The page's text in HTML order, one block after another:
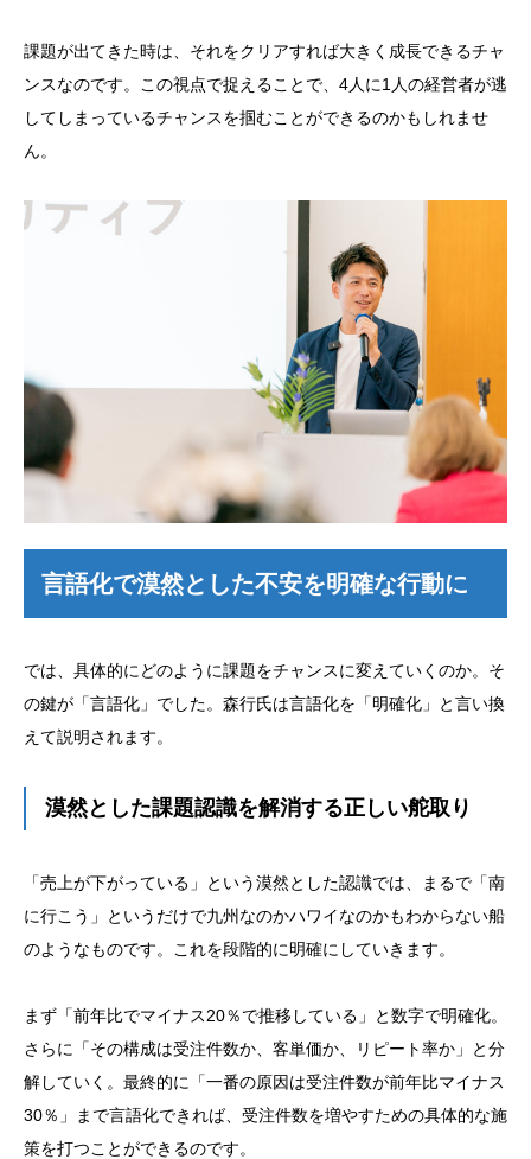
課題が出てきた時は、それをクリアすれば大きく成長できるチャ
ンスなのです。この視点で捉えることで、4人に1人の経営者が逃
してしまっているチャンスを掴むことができるのかもしれませ
ん。
言語化で漠然とした不安を明確な行動に
では、具体的にどのように課題をチャンスに変えていくのか。そ
の鍵が「言語化」でした。森行氏は言語化を「明確化」と言い換
えて説明されます。
漠然とした課題認識を解消する正しい舵取り
「売上が下がっている」という漠然とした認識では、まるで「南
に行こう」というだけで九州なのかハワイなのかもわからない船
のようなものです。これを段階的に明確にしていきます。
まず「前年比でマイナス20％で推移している」と数字で明確化。
さらに「その構成は受注件数か、客単価か、リピート率か」と分
解していく。最終的に「一番の原因は受注件数が前年比マイナス
30％」まで言語化できれば、受注件数を増やすための具体的な施
策を打つことができるのです。